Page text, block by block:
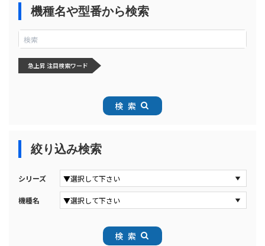
機種名や型番から検索
急上昇 注目検索ワード
検索
絞り込み検索
シリーズ
機種名
検索